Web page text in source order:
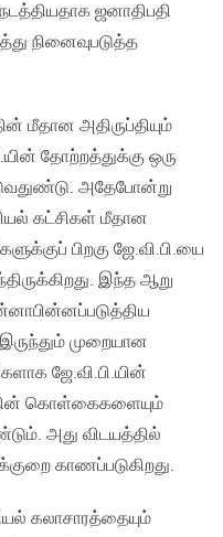
ஜனாதிபதி
நினைவுபடுத்த
மீதான அதிருப்தியும்
தோற்றத்துக்கு ஒரு
அதேபோன்று
கட்சிகள் மீதான
பிறகு ஜே.வி.பி.யை
இந்த ஆறு
முறையான
ஜே.வி.பி.யின்
கொள்கைகளையும்
அது விடயத்தில்
காணப்படுகிறது.
கலாசாரத்தையும்